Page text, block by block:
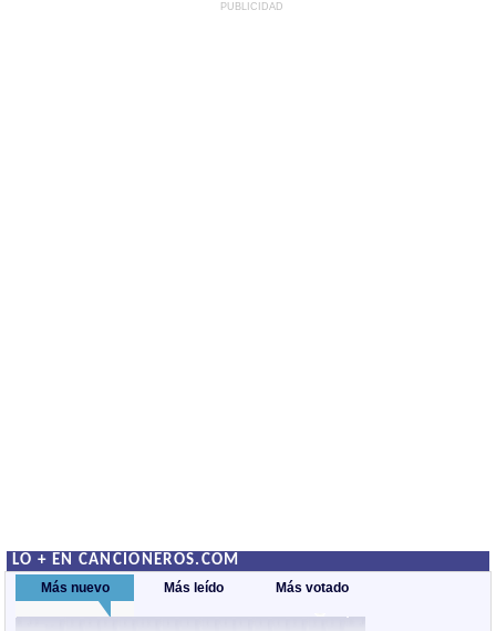
PUBLICIDAD
LO + EN CANCIONEROS.COM
Más nuevo Más leído Más votado